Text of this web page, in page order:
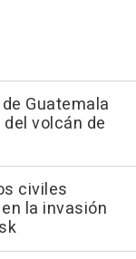
Guatemala
volcán de
civiles
la invasión